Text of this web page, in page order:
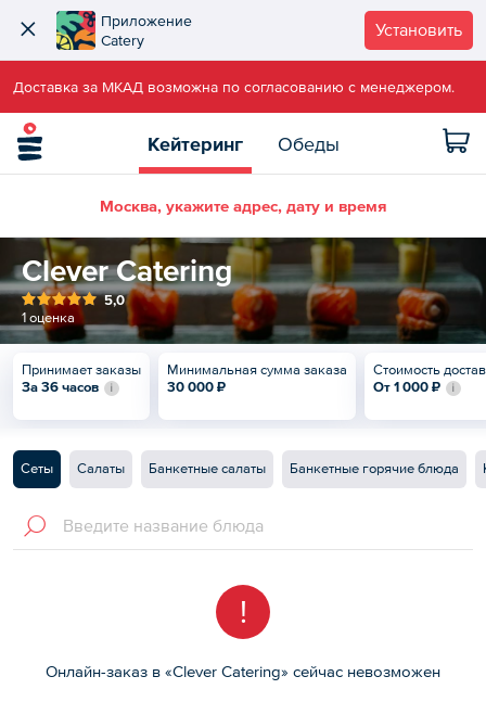
Приложение
Catery
Установить
Доставка за МКАД возможна по согласованию с менеджером.
Кейтеринг Обеды
Москва, укажите адрес, дату и время
Clever Catering
5,0
1 оценка
Принимает заказы
За 36 часов
Минимальная сумма заказа
30 000 ₽
Стоимость
От 1 000 ₽
Сеты Салаты Банкетные салаты Банкетные горячие блюда
!
Онлайн-заказ в «Clever Catering» сейчас невозможен